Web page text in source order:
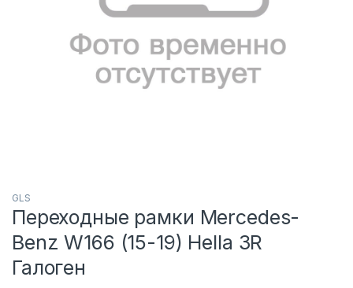
GLS
Переходные рамки Mercedes-
Benz W166 (15-19) Hella 3R
Галоген